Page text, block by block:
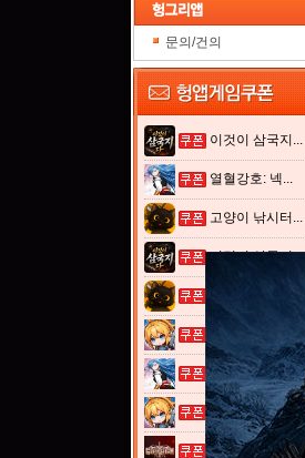
문의/건의
이것이 삼국지...
열혈강호: 넥...
고양이 낚시터...
이것이 삼국지...
고양이 낚시터...
여전사 키우기...
열혈강호: 넥...
여전사 키우기...
그레이 사가